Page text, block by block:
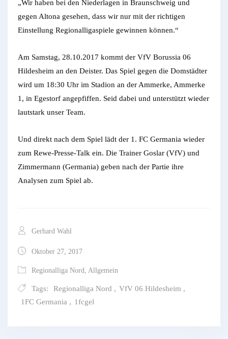
„Wir haben bei den Niederlagen in Braunschweig und
gegen Altona gesehen, dass wir nur mit der richtigen
Einstellung Regionalligaspiele gewinnen können.“
Am Samstag, 28.10.2017 kommt der VfV Borussia 06
Hildesheim an den Deister. Das Spiel gegen die Domstädter
wird um 18:30 Uhr im Stadion an der Ammerke, Ammerke
1, in Egestorf angepfiffen. Seid dabei und unterstützt wieder
lautstark unser Team.
Und direkt nach dem Spiel lädt der 1. FC Germania wieder
zum Rewe-Presse-Talk ein. Die Trainer Goslar (VfV) und
Zimmermann (Germania) geben nach der Partie ihre
Analysen zum Spiel ab.
Gerhard Wahl
Oktober 27, 2017
Regionalliga Nord, Allgemein
Tags: Regionalliga Nord , VfV 06 Hildesheim ,
1FC Germania , 1fcgel